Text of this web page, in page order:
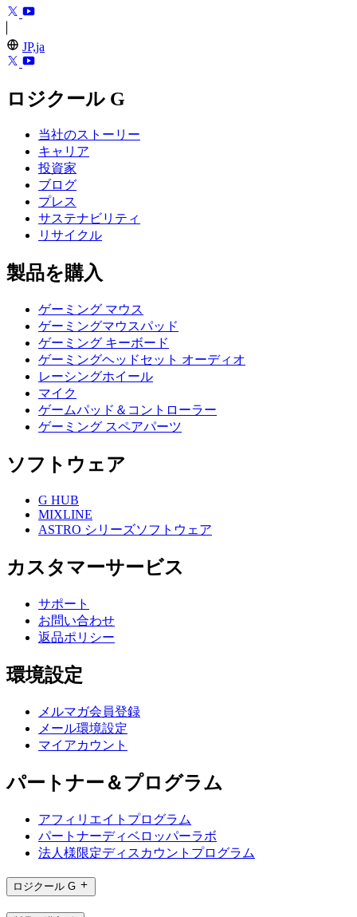
JP,ja
ロジクール G
当社のストーリー
キャリア
投資家
ブログ
プレス
サステナビリティ
リサイクル
製品を購入
ゲーミング マウス
ゲーミングマウスパッド
ゲーミング キーボード
ゲーミングヘッドセット オーディオ
レーシングホイール
マイク
ゲームパッド＆コントローラー
ゲーミング スペアパーツ
ソフトウェア
G HUB
MIXLINE
ASTRO シリーズソフトウェア
カスタマーサービス
サポート
お問い合わせ
返品ポリシー
環境設定
メルマガ会員登録
メール環境設定
マイアカウント
パートナー＆プログラム
アフィリエイトプログラム
パートナーディベロッパーラボ
法人様限定ディスカウントプログラム
ロジクール G